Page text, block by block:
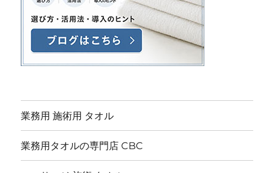
業務用 施術用 タオル
業務用タオルの専門店 CBC